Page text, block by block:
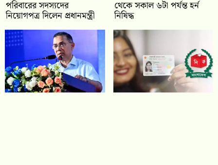
পরিবারের সদস্যদের
নিয়োগপত্র দিলেন প্রধানমন্ত্রী
থেকে সকাল ৬টা পর্যন্ত হর্ন
নিষিদ্ধ